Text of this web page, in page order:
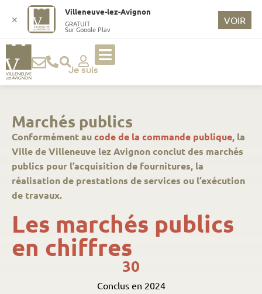
Je suis
Marchés publics
Conformément aucode de la commande publique, la
Ville de Villeneuve lez Avignon conclut des marchés
publics pour l’acquisition de fournitures, la
réalisation de prestations de services ou l’exécution
de travaux.
Les marchés publics
en chiffres
Conclus en 2024
30
✕
Villeneuve-lez-Avignon
GRATUIT
Sur Google Play
VOIR